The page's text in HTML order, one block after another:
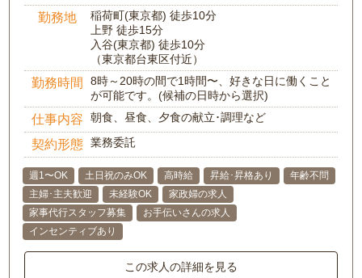
勤務地
稲荷町(東京都) 徒歩10分
上野 徒歩15分
入谷(東京都) 徒歩10分
（東京都台東区付近）
勤務時間
8時～20時の間で1時間〜、好きな日に働くこと
が可能です。(候補の日時から選択)
仕事内容 朝食、昼食、夕食の献立･調理など
契約形態 業務委託
週1〜OK 土日祝のみOK 高時給 昇給･昇格あり
年齢不問
主婦･主夫歓迎
未経験OK
家政婦の求人
家事代行スタッフ募集
お手伝いさんの求人
インセンティブあり
この求人の詳細を見る